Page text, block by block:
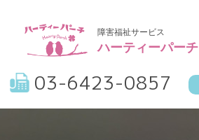
障害福祉サービス
ハーティーパーチ
03-6423-0857